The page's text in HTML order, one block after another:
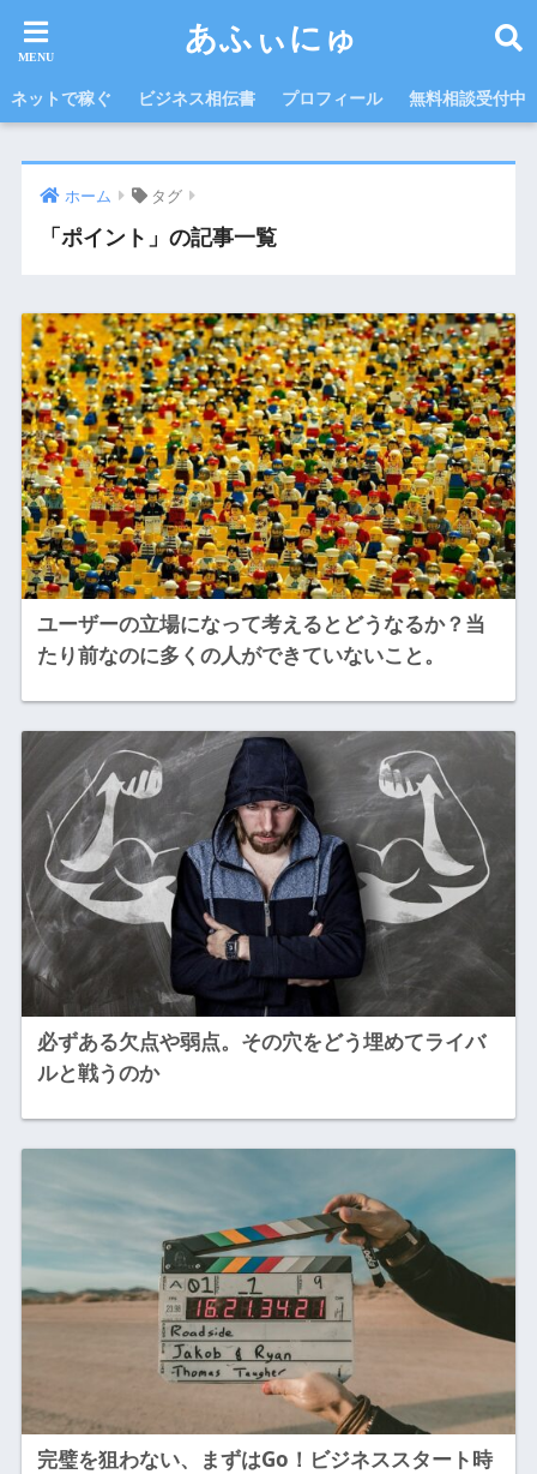
あふぃにゅ
ネットで稼ぐ ビジネス相伝書 プロフィール 無料相談受付中
ホーム タグ
「ポイント」の記事一覧
ユーザーの立場になって考えるとどうなるか？当
たり前なのに多くの人ができていないこと。
必ずある欠点や弱点。その穴をどう埋めてライバ
ルと戦うのか
完璧を狙わない、まずはGo！ビジネススタート時